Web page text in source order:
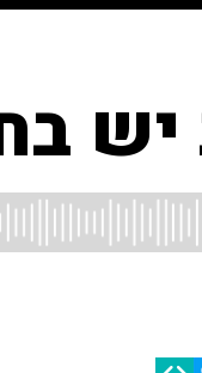
יש